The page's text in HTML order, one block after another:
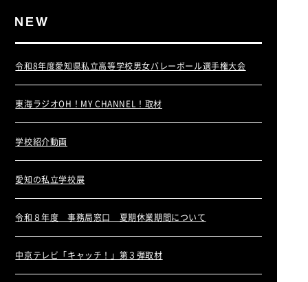
令和8年度愛知県私立高等学校男女バレーボール選手権大会
東海ラジオOH！MY CHANNEL！取材
学校紹介動画
愛知の私立学校展
令和８年度 事務局窓口 夏期休業期間について
中京テレビ「キャッチ！」第３弾取材